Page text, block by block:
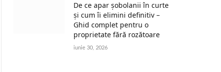
De ce apar șobolanii în curte
și cum îi elimini definitiv –
Ghid complet pentru o
proprietate fără rozătoare
iunie 30, 2026